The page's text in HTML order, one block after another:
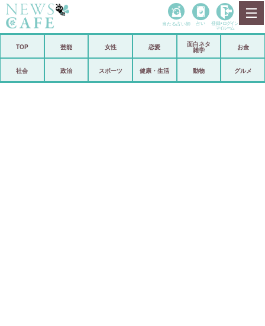
政治
当たる占い師 占い 登録• ログイン
マイルーム
TOP 芸能 女性 恋愛
面白ネタ
雑学
お金
社会 政治 スポーツ 健康・生活 動物 グルメ